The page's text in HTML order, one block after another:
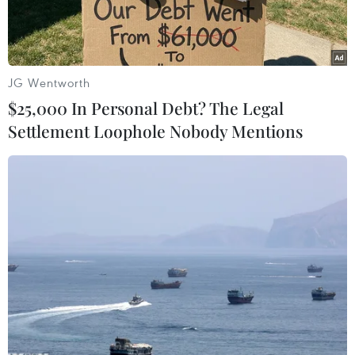
Liên hoan Tài năng trẻ Ca trù Hà Nội diễn ra từ ngày 11-13/11 tại
Văn Miếu-Quốc Tử Giám. (Ảnh: An Ngọc/Vietnam+)
Theo đánh giá của ban tổ chức Liên hoan Tài
JG Wentworth
$25,000 In Personal Debt? The Legal
Settlement Loophole Nobody Mentions